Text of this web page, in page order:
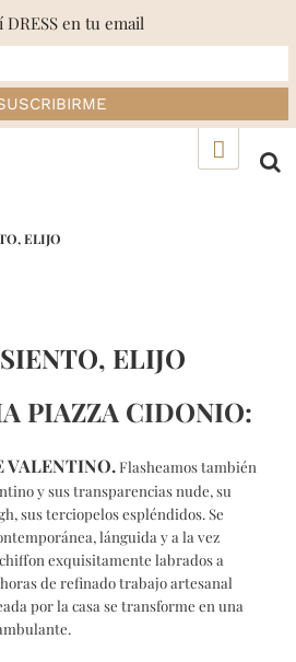
ELIJO
ELIJO
PIAZZA CIDONIO:
VALENTINO.Flasheamos también
y sus transparencias nude, su
sus terciopelos espléndidos. Se
lánguida y a la vez
exquisitamente labrados a
de refinado trabajo artesanal
por la casa se transforme en una
DRESS en tu email